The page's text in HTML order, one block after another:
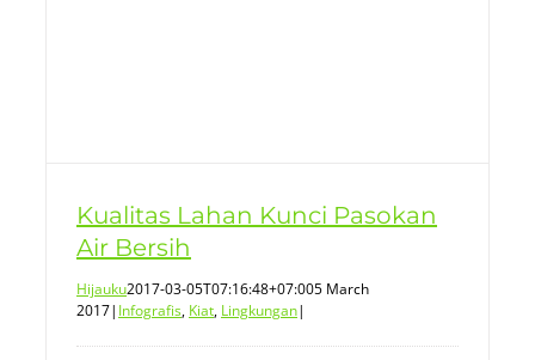
Kualitas Lahan Kunci Pasokan
Air Bersih
Hijauku2017-03-05T07:16:48+07:005 March
2017| Infografis, Kiat, Lingkungan|